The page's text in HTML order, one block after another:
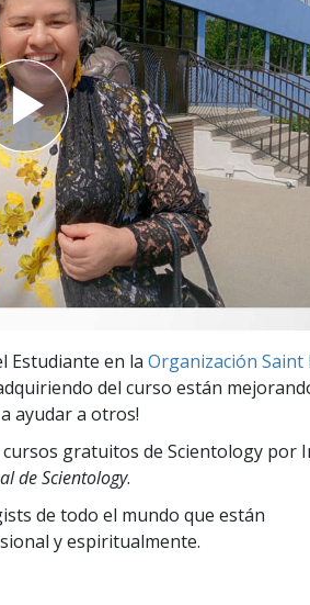
Estudiante en la Organización Saint
del curso están
ayudar a otros!
cursos gratuitos de Scientology por
de Scientology.
de todo el mundo que están
y espiritualmente.